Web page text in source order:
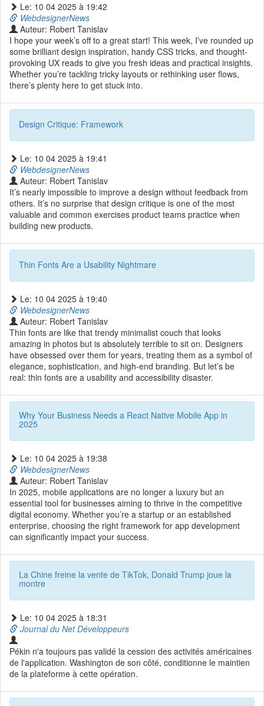
Le: 10 04 2025 à 19:42
WebdesignerNews
Auteur: Robert Tanislav
I hope your week’s off to a great start! This week, I’ve rounded up
some brilliant design inspiration, handy CSS tricks, and thought-
provoking UX reads to give you fresh ideas and practical insights.
Whether you’re tackling tricky layouts or rethinking user flows,
there’s plenty here to get stuck into.
Design Critique: Framework
Le: 10 04 2025 à 19:41
WebdesignerNews
Auteur: Robert Tanislav
It’s nearly impossible to improve a design without feedback from
others. It’s no surprise that design critique is one of the most
valuable and common exercises product teams practice when
building new products.
Thin Fonts Are a Usability Nightmare
Le: 10 04 2025 à 19:40
WebdesignerNews
Auteur: Robert Tanislav
Thin fonts are like that trendy minimalist couch that looks
amazing in photos but is absolutely terrible to sit on. Designers
have obsessed over them for years, treating them as a symbol of
elegance, sophistication, and high-end branding. But let’s be
real: thin fonts are a usability and accessibility disaster.
Why Your Business Needs a React Native Mobile App in
2025
Le: 10 04 2025 à 19:38
WebdesignerNews
Auteur: Robert Tanislav
In 2025, mobile applications are no longer a luxury but an
essential tool for businesses aiming to thrive in the competitive
digital economy. Whether you’re a startup or an established
enterprise, choosing the right framework for app development
can significantly impact your success.
La Chine freine la vente de TikTok, Donald Trump joue la
montre
Le: 10 04 2025 à 18:31
Journal du Net Développeurs
Pékin n'a toujours pas validé la cession des activités américaines
de l'application. Washington de son côté, conditionne le maintien
de la plateforme à cette opération.